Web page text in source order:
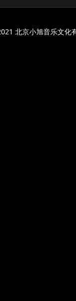
北京小旭音乐文化